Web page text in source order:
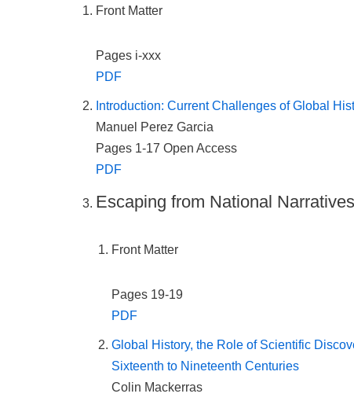
Front Matter
Pages i-xxx
PDF
Introduction: Current Challenges of Global
Manuel Perez Garcia
Pages 1-17 Open Access
PDF
Escaping from National
Front Matter
Pages 19-19
PDF
Global History, the Role of Scientific
Sixteenth to Nineteenth Centuries
Colin Mackerras